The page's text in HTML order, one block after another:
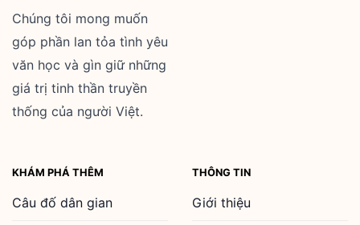
Chúng tôi mong muốn
góp phần lan tỏa tình yêu
văn học và gìn giữ những
giá trị tinh thần truyền
thống của người Việt.
KHÁM PHÁ THÊM
Câu đố dân gian
THÔNG TIN
Giới thiệu